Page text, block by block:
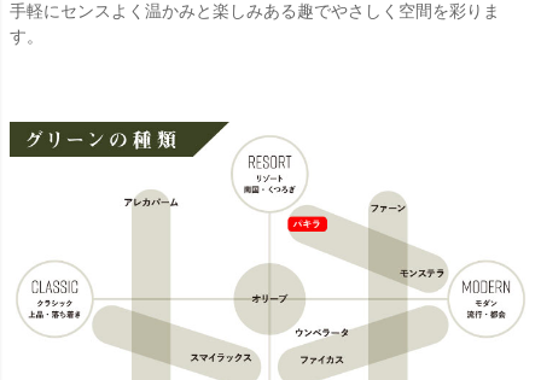
手軽にセンスよく温かみと楽しみある趣でやさしく空間を彩りま
す。